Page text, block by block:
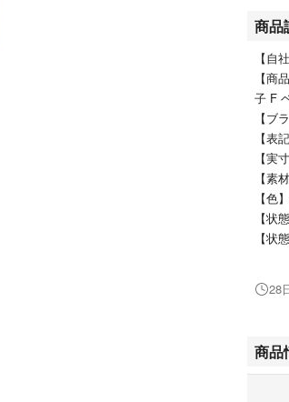
商品
【自
【商
子 F
【ブ
【表
【実
【素
【色
【状
【状
も中
【備
品詳
28
商品